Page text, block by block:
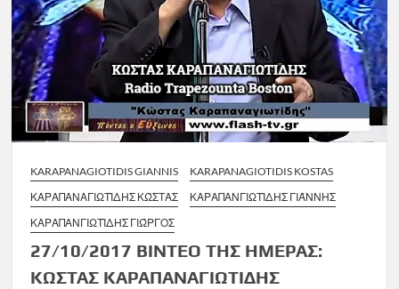
KARAPANAGIOTIDIS GIANNIS
KARAPANAGIOTIDIS KOSTAS
ΚΑΡΑΠΑΝΑΓΙΩΤΊΔΗΣ ΚΏΣΤΑΣ
ΚΑΡΑΠΑΝΓΙΩΤΊΔΗΣ ΓΙΆΝΝΗΣ
ΚΑΡΑΠΑΝΓΙΩΤΊΔΗΣ ΓΙΏΡΓΟΣ
27/10/2017 ΒΙΝΤΕΟ ΤΗΣ ΗΜΕΡΑΣ:
ΚΩΣΤΑΣ ΚΑΡΑΠΑΝΑΓΙΩΤΙΔΗΣ